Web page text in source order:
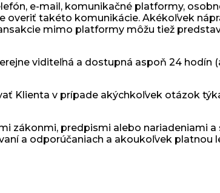
e-mail, komunikačné platformy,
overiť takéto komunikácie. Akékoľvek
mimo platformy môžu tiež
viditeľná a dostupná aspoň 24 hodín
Klienta v prípade akýchkoľvek otázok
zákonmi, predpismi alebo nariadeniami
a odporúčaniach a akoukoľvek platnou